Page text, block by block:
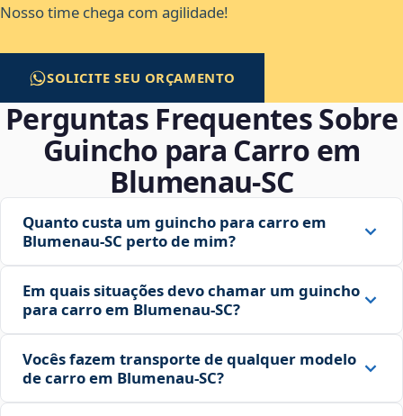
Nosso time chega com agilidade!
SOLICITE SEU ORÇAMENTO
Perguntas Frequentes Sobre
Guincho para Carro em
Blumenau‑SC
Quanto custa um guincho para carro em
Blumenau‑SC perto de mim?
Em quais situações devo chamar um guincho
para carro em Blumenau‑SC?
Vocês fazem transporte de qualquer modelo
de carro em Blumenau‑SC?